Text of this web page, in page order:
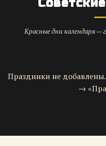
Красные дни календаря —
Праздники не
→